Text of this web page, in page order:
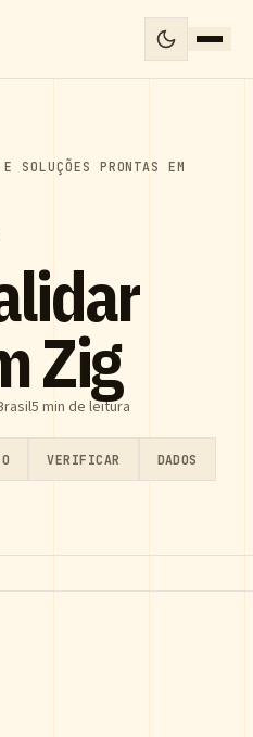
PRONTAS EM
Zig
5 min de leitura
VERIFICAR DADOS